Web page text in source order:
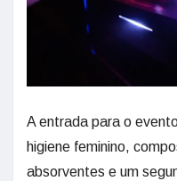
A entrada para o
higiene feminino,
absorventes e um